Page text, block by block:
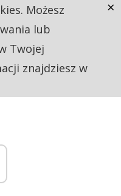
Możesz
lub
Twojej
znajdziesz w
×